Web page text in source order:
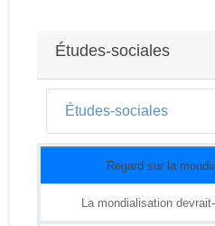
Études-sociales
Études-sociales
Regard sur la
La mondialisation